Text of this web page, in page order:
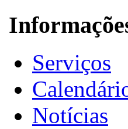
Serviços
Notícias